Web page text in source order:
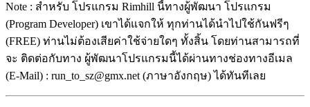
Note : สำหรับ โปรแกรม Rimhill นี้ทางผู้พัฒนา โปรแกรม
(Program Developer) เขาได้แจกให้ ทุกท่านได้นำไปใช้กันฟรีๆ
(FREE) ท่านไม่ต้องเสียค่าใช้จ่ายใดๆ ทั้งสิ้น โดยท่านสามารถที่
จะ ติดต่อกับทาง ผู้พัฒนาโปรแกรมนี้ได้ผ่านทางช่องทางอีเมล
(E-Mail) : run_to_sz@gmx.net (ภาษาอังกฤษ) ได้ทันทีเลย